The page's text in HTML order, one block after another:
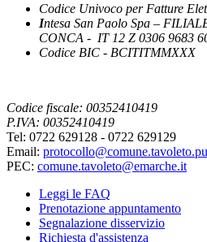
Codice Univoco per Fatture
Intesa San Paolo Spa –
CONCA - IT 12 Z 0306 9683
Codice BIC - BCITITMMXXX
Codice fiscale: 00352410419
P.IVA: 00352410419
Tel: 0722 629128 - 0722 629129
Email:
PEC: comune.tavoleto@emarche.it
Leggi le FAQ
Prenotazione appuntamento
Segnalazione disservizio
Richiesta d'assistenza